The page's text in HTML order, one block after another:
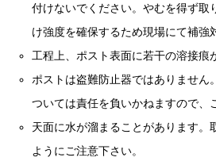
付けないでください。やむを得ず取
け強度を確保するため現場にて補強
工程上、ポスト表面に若干の溶接痕
ポストは盗難防止器ではありません
ついては責任を負いかねますので、
天面に水が溜まることがあります。
ようにご注意下さい。